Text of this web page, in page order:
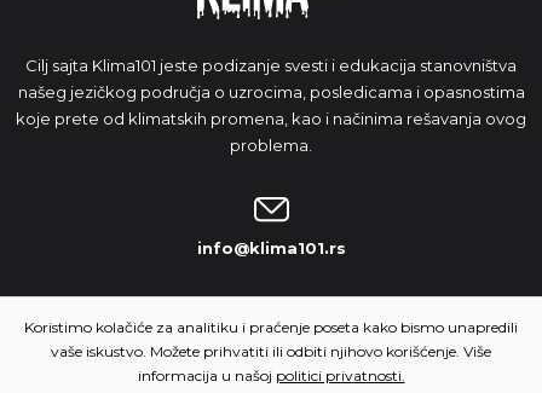
Cilj sajta Klima101 jeste podizanje svesti i edukacija stanovništva
našeg jezičkog područja o uzrocima, posledicama i opasnostima
koje prete od klimatskih promena, kao i načinima rešavanja ovog
problema.
info@klima101.rs
NAŠA IDEJA
Koristimo kolačiće za analitiku i praćenje poseta kako bismo unapredili
vaše iskustvo. Možete prihvatiti ili odbiti njihovo korišćenje. Više
informacija u našoj politici privatnosti.